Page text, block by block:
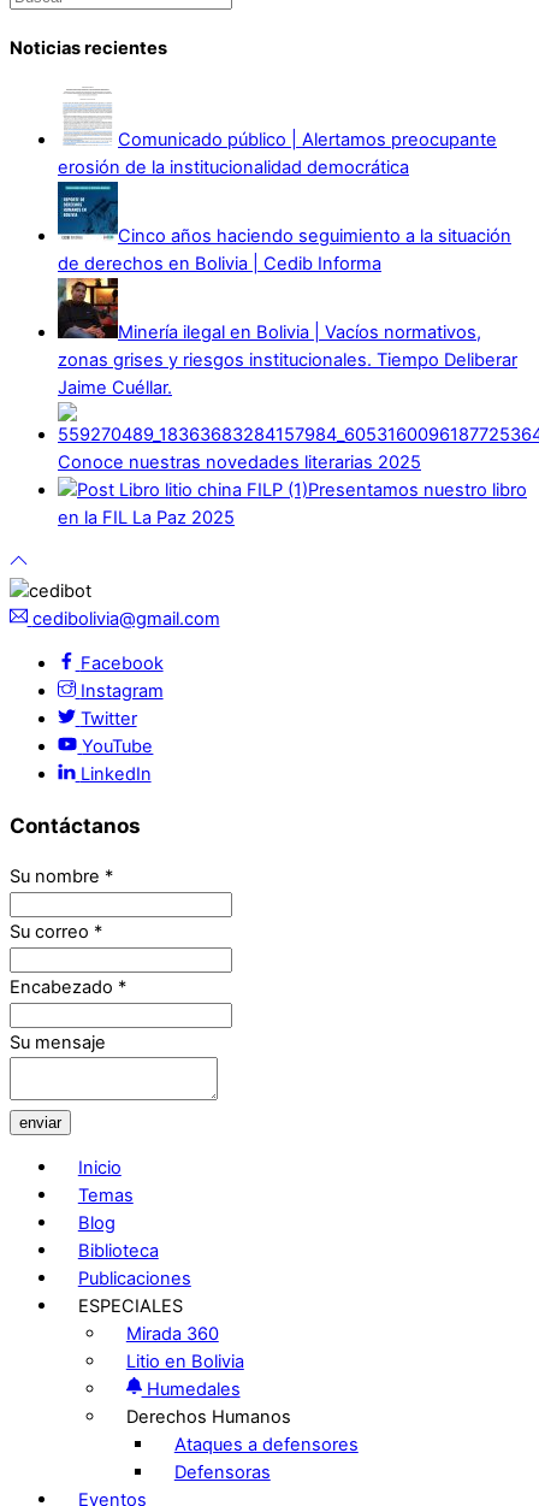
Noticias recientes
Comunicado público | Alertamos preocupante
erosión de la institucionalidad democrática
Cinco años haciendo seguimiento a la situación
de derechos en Bolivia | Cedib Informa
Minería ilegal en Bolivia | Vacíos normativos,
zonas grises y riesgos institucionales. Tiempo Deliberar
Jaime Cuéllar.
Conoce nuestras novedades literarias 2025
Presentamos nuestro libro
en la FIL La Paz 2025
cedibolivia@gmail.com
Facebook
Instagram
Twitter
YouTube
LinkedIn
Contáctanos
Su nombre *
Su correo *
Encabezado *
Su mensaje
enviar
Inicio
Temas
Blog
Biblioteca
Publicaciones
ESPECIALES
Mirada 360
Litio en Bolivia
Humedales
Derechos Humanos
Ataques a defensores
Defensoras
Eventos